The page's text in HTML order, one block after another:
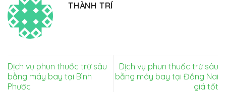
THÀNH TRÍ
Dịch vụ phun thuốc trừ sâu
bằng máy bay tại Bình
Phước
Dịch vụ phun thuốc trừ sâu
bằng máy bay tại Đồng Nai
giá tốt